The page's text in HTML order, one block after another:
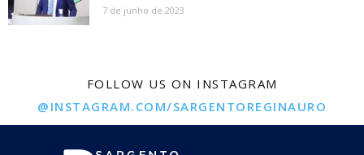
7 de junho de 2023
FOLLOW US ON INSTAGRAM
@INSTAGRAM.COM/SARGENTOREGINAURO